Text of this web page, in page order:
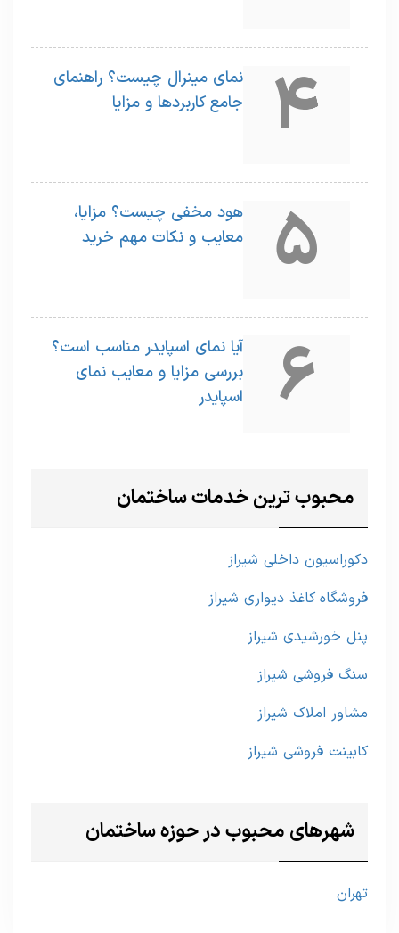
4
نمای مینرال چیست؟ راهنمای
جامع کاربردها و مزایا
5
هود مخفی چیست؟ مزایا،
معایب و نکات مهم خرید
6
آیا نمای اسپایدر مناسب است؟
بررسی مزایا و معایب نمای
اسپایدر
محبوب ترین خدمات ساختمان
دکوراسیون داخلی شیراز
فروشگاه کاغذ دیواری شیراز
پنل خورشیدی شیراز
سنگ فروشی شیراز
مشاور املاک شیراز
کابینت فروشی شیراز
شهرهای محبوب در حوزه ساختمان
تهران